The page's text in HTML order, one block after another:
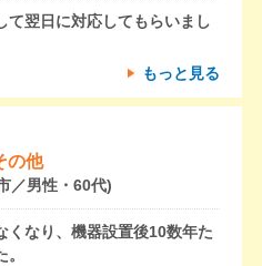
て翌日に対応してもらいまし
もっと見る
の他
／男性・60代)
くなり、機器設置後10数年た